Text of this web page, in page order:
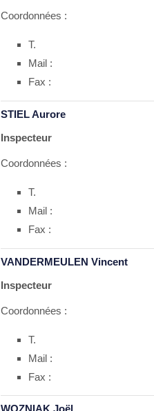
Coordonnées :
T.
Mail :
Fax :
STIEL Aurore
Inspecteur
Coordonnées :
T.
Mail :
Fax :
VANDERMEULEN Vincent
Inspecteur
Coordonnées :
T.
Mail :
Fax :